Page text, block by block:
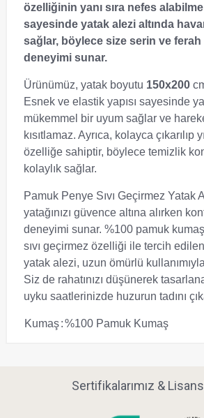
özelliğinin yanı sıra nefes
sayesinde yatak alezi altında
sağlar, böylece size serin ve
deneyimi sunar.
Ürünümüz, yatak boyutu 150x200
Esnek ve elastik yapısı sayesinde
mükemmel bir uyum sağlar ve
kısıtlamaz. Ayrıca, kolayca çıkarılıp
özelliğe sahiptir, böylece temizlik
kolaylık sağlar.
Pamuk Penye Sıvı Geçirmez Yatak
yatağınızı güvence altına alırken
deneyimi sunar. %100 pamuk
sıvı geçirmez özelliği ile tercih
yatak alezi, uzun ömürlü
Siz de rahatınızı düşünerek
uyku saatlerinizde huzurun tadını
Kumaş:%100 Pamuk Kumaş
Sertifikalarımız &